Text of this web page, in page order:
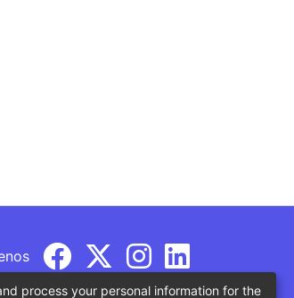
process your personal information for the